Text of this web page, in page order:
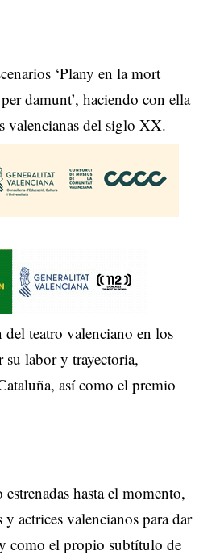
‘Plany en la mort
damunt’, haciendo con ella
valencianas del siglo XX.
teatro valenciano en los
labor y trayectoria,
así como el premio
hasta el momento,
actrices valencianos para dar
como el propio subtítulo de